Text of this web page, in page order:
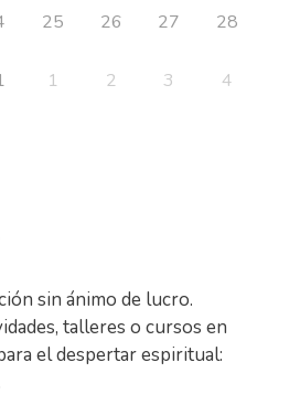
25 26 27 28
1 2 3 4
sin ánimo de lucro.
talleres o cursos en
el despertar espiritual: